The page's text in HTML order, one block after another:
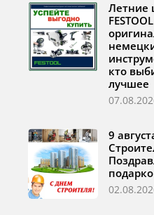
Летние
кто
лучшее
9